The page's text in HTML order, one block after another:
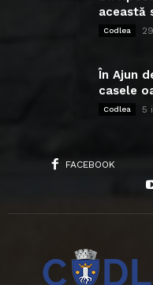
această
Codlea
În Ajun
casele
Codlea 5
FACEBOOK